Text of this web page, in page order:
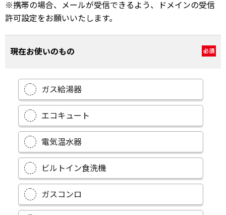
※携帯の場合、メールが受信できるよう、ドメインの受信
許可設定をお願いいたします。
現在お使いのもの 必須
ガス給湯器
エコキュート
電気温水器
ビルトイン食洗機
ガスコンロ